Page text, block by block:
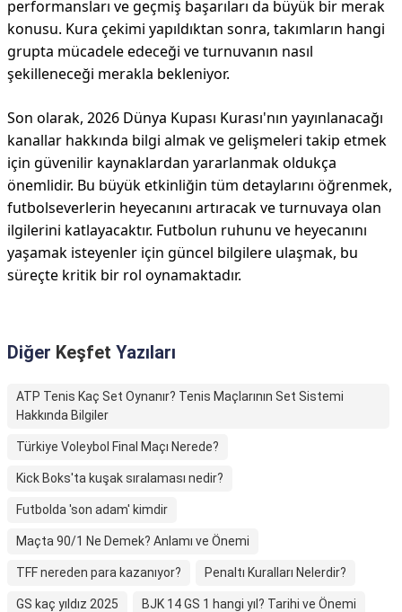
performansları ve geçmiş başarıları da büyük bir merak
konusu. Kura çekimi yapıldıktan sonra, takımların hangi
grupta mücadele edeceği ve turnuvanın nasıl
şekilleneceği merakla bekleniyor.
Son olarak, 2026 Dünya Kupası Kurası'nın yayınlanacağı
kanallar hakkında bilgi almak ve gelişmeleri takip etmek
için güvenilir kaynaklardan yararlanmak oldukça
önemlidir. Bu büyük etkinliğin tüm detaylarını öğrenmek,
futbolseverlerin heyecanını artıracak ve turnuvaya olan
ilgilerini katlayacaktır. Futbolun ruhunu ve heyecanını
yaşamak isteyenler için güncel bilgilere ulaşmak, bu
süreçte kritik bir rol oynamaktadır.
Diğer Keşfet Yazıları
ATP Tenis Kaç Set Oynanır? Tenis Maçlarının Set Sistemi
Hakkında Bilgiler
Türkiye Voleybol Final Maçı Nerede?
Kick Boks'ta kuşak sıralaması nedir?
Futbolda 'son adam' kimdir
Maçta 90/1 Ne Demek? Anlamı ve Önemi
TFF nereden para kazanıyor? Penaltı Kuralları Nelerdir?
GS kaç yıldız 2025 BJK 14 GS 1 hangi yıl? Tarihi ve Önemi